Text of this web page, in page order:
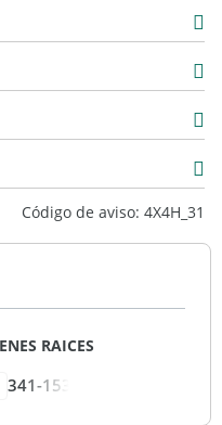
Código de aviso: 4X4H_31
RAICES
341-153